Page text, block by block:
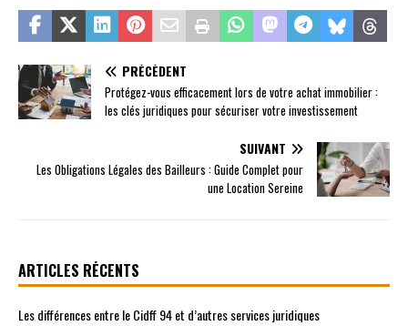
PRÉCÉDENT
Protégez-vous efficacement lors de votre achat immobilier :
les clés juridiques pour sécuriser votre investissement
SUIVANT
Les Obligations Légales des Bailleurs : Guide Complet pour
une Location Sereine
ARTICLES RÉCENTS
Les différences entre le Cidff 94 et d’autres services juridiques